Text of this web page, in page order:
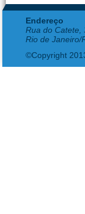
Endereço
Rua do Catete,
Rio de Janeiro/
©Copyright